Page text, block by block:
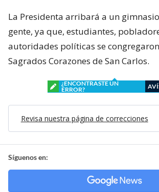
La Presidenta arribará a un
gente, ya que, estudiantes,
autoridades políticas se
Sagrados Corazones de San Carlos.
¿ENCONTRASTE UN
ERROR?
Revisa nuestra página de correcciones
Síguenos en: